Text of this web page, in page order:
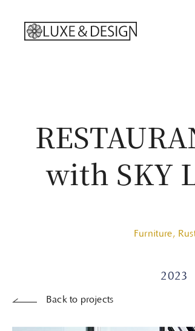
with SKY
Furniture,
2023
Back to projects